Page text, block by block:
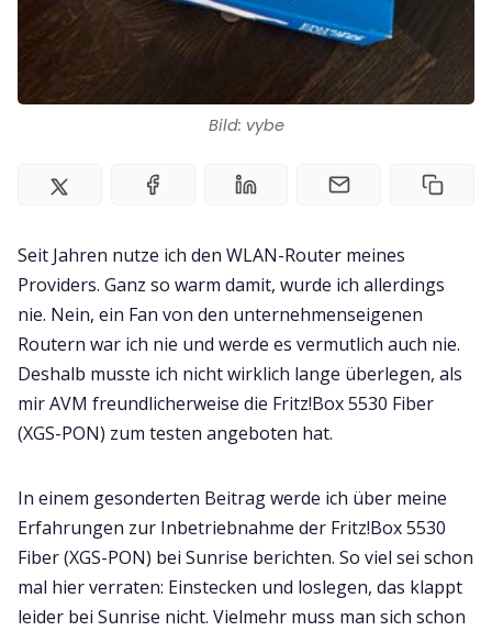
Bild: vybe
Seit Jahren nutze ich den WLAN-Router meines
Providers. Ganz so warm damit, wurde ich allerdings
nie. Nein, ein Fan von den unternehmenseigenen
Routern war ich nie und werde es vermutlich auch nie.
Deshalb musste ich nicht wirklich lange überlegen, als
mir AVM freundlicherweise die Fritz!Box 5530 Fiber
(XGS-PON) zum testen angeboten hat.
In einem gesonderten Beitrag werde ich über meine
Erfahrungen zur Inbetriebnahme der Fritz!Box 5530
Fiber (XGS-PON) bei Sunrise berichten. So viel sei schon
mal hier verraten: Einstecken und loslegen, das klappt
leider bei Sunrise nicht. Vielmehr muss man sich schon